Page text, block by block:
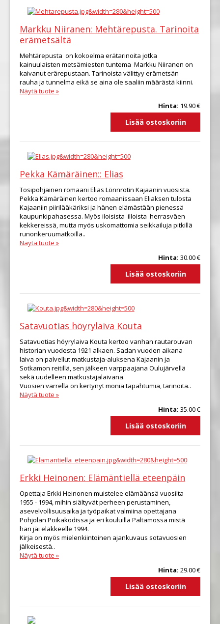
Markku Niiranen: Mehtärepusta. Tarinoita
erämetsältä
Mehtärepusta on kokoelma erätarinoita jotka
kainuulaisten metsämiesten tuntema Markku Niiranen on
kaivanut erärepustaan. Tarinoista välittyy erämetsän
rauha ja tunnelma eikä se aina ole saaliin määrästä kiinni.
Näytä tuote »
Hinta: 19.90 €
Pekka Kämäräinen:: Elias
Tosipohjainen romaani Elias Lönnrotin Kajaanin vuosista.
Pekka Kämäräinen kertoo romaanissaan Eliaksen tulosta
Kajaaniin piirilääkäriksi ja hänen elämästään pienessä
kaupunkipahasessa. Myös iloisista illoista herrasväen
kekkereissä, mutta myös uskomattomia seikkailuja pitkillä
runonkeruumatkoilla..
Näytä tuote »
Hinta: 30.00 €
Satavuotias höyrylaiva Kouta
Satavuotias höyrylaiva Kouta kertoo vanhan rautarouvan
historian vuodesta 1921 alkaen. Sadan vuoden aikana
laiva on palvellut matkustaja-aluksena Kajaanin ja
Sotkamon reitillä, sen jälkeen varppaajana Oulujärvellä
sekä uudelleen matkustajalaivana.
Vuosien varrella on kertynyt monia tapahtumia, tarinoita..
Näytä tuote »
Hinta: 35.00 €
Erkki Heinonen: Elämäntiellä eteenpäin
Opettaja Erkki Heinonen muistelee elämäänsä vuosilta
1955 - 1994, mihin siältyvät perheen perustaminen,
asevelvollisuusaika ja työpaikat valmiina opettajana
Pohjolan Poikakodissa ja eri kouluilla Paltamossa mistä
hän jäi eläkkeelle 1994.
Kirja on myös mielenkiintoinen ajankuvaus sotavuosien
jälkeisestä..
Näytä tuote »
Hinta: 29.00 €